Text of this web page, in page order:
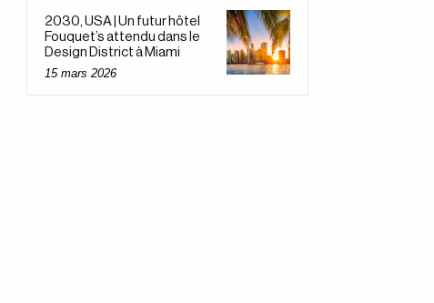
2030, USA | Un futur hôtel
Fouquet’s attendu dans le
Design District à Miami
15 mars 2026